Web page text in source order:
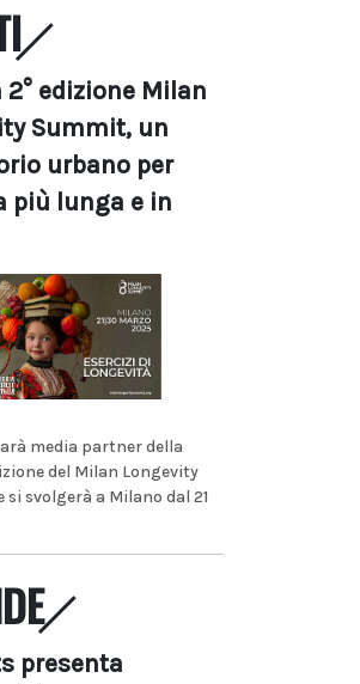
2° edizione Milan
Summit, un
urbano per
più lunga e in
media partner della
del Milan Longevity
si svolgerà a Milano dal 21
presenta